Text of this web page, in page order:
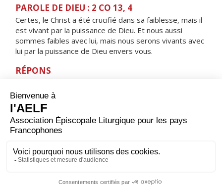
PAROLE DE DIEU : 2 CO 13, 4
Certes, le Christ a été crucifié dans sa faiblesse, mais il
est vivant par la puissance de Dieu. Et nous aussi
sommes faibles avec lui, mais nous serons vivants avec
lui par la puissance de Dieu envers vous.
RÉPONS
fais-moi vivre selon ta parole.
ORAISON
Nous te prions, Seigneur Jésus Christ, à l’heure où tu fus
élevé sur la croix pour le rachat du monde et où les
toujours la lumière qui nous guidera jusqu’à la vraie vie.